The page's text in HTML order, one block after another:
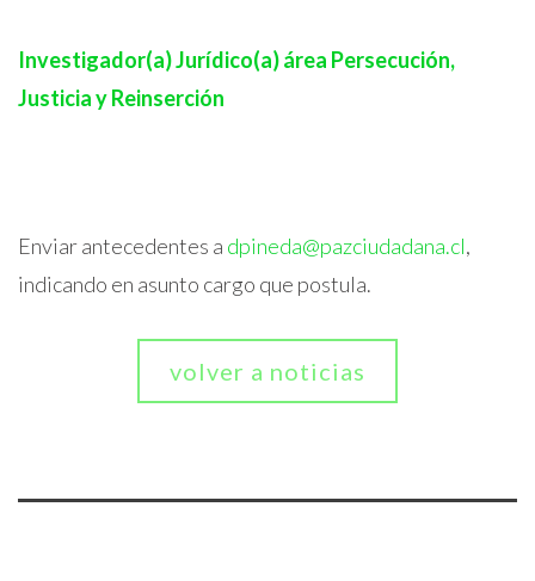
Investigador(a) Jurídico(a) área Persecución,
Justicia y Reinserción
Enviar antecedentes a dpineda@pazciudadana.cl,
indicando en asunto cargo que postula.
volver a noticias